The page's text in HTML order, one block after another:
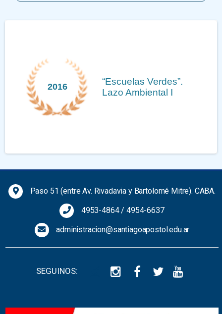
2013
Medalla Mayor de la
Hispanidad
Paso 51 (entre Av. Rivadavia y Bartolomé Mitre). CABA.
4953-4864/4954-6637
administracion@santiagoapostol.edu.ar
SEGUINOS: